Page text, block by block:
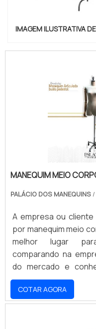
IMAGEM ILUSTRATIVA
MANEQUIM MEIO
PALÁCIO DOS MANEQUINS /
A empresa ou
por manequim meio
melhor lugar
comparando na
do mercado e
qualidade e
INFORMAÇÕES
CORPO
COTAR AGORA